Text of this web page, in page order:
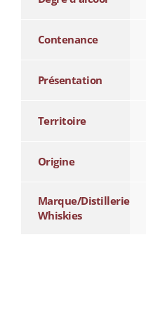
Contenance
Présentation
Territoire
Origine
Marque/Distillerie
Whiskies